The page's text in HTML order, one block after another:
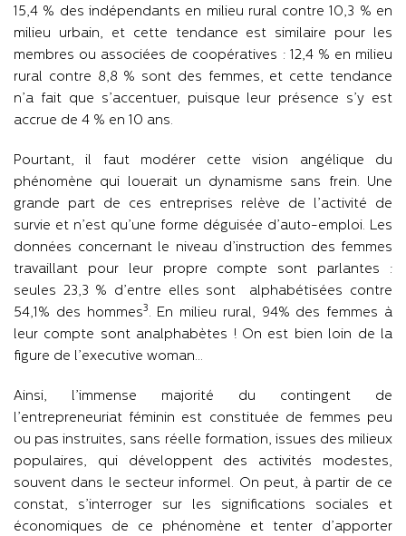
15,4 % des indépendants en milieu rural contre 10,3 % en
milieu urbain, et cette tendance est similaire pour les
membres ou associées de coopératives : 12,4 % en milieu
rural contre 8,8 % sont des femmes, et cette tendance
n’a fait que s’accentuer, puisque leur présence s’y est
accrue de 4 % en 10 ans.
Pourtant, il faut modérer cette vision angélique du
phénomène qui louerait un dynamisme sans frein. Une
grande part de ces entreprises relève de l’activité de
survie et n’est qu’une forme déguisée d’auto-emploi. Les
données concernant le niveau d’instruction des femmes
travaillant pour leur propre compte sont parlantes :
seules 23,3 % d’entre elles sont alphabétisées contre
54,1% des hommes3. En milieu rural, 94% des femmes à
leur compte sont analphabètes ! On est bien loin de la
figure de l’executive woman…
Ainsi, l’immense majorité du contingent de
l’entrepreneuriat féminin est constituée de femmes peu
ou pas instruites, sans réelle formation, issues des milieux
populaires, qui développent des activités modestes,
souvent dans le secteur informel. On peut, à partir de ce
constat, s’interroger sur les significations sociales et
économiques de ce phénomène et tenter d’apporter